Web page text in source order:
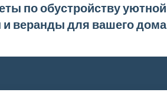
по обустройству уютной
и веранды для вашего дома